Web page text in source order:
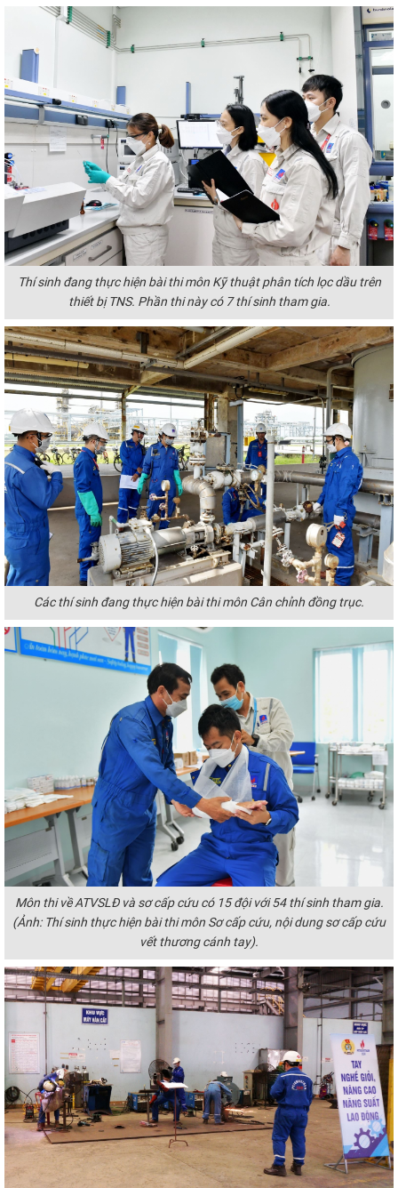
Thí sinh đang thực hiện bài thi môn Kỹ thuật phân tích lọc dầu trên
thiết bị TNS. Phần thi này có 7 thí sinh tham gia.
Các thí sinh đang thực hiện bài thi môn Cân chỉnh đồng trục.
Môn thi về ATVSLĐ và sơ cấp cứu có 15 đội với 54 thí sinh tham gia.
(Ảnh: Thí sinh thực hiện bài thi môn Sơ cấp cứu, nội dung sơ cấp cứu
vết thương cánh tay).